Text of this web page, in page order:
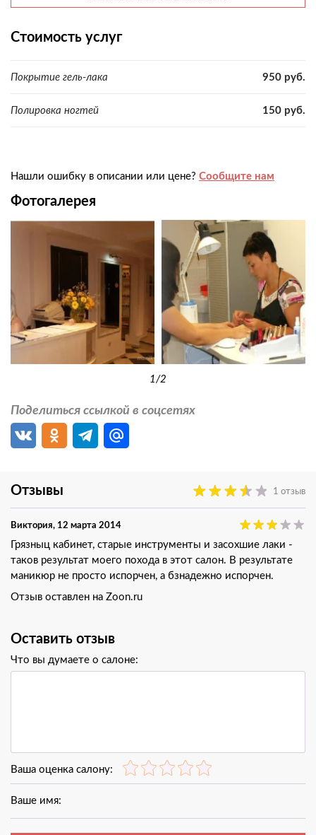
Стоимость услуг
Покрытие гель-лака 950 руб.
Полировка ногтей 150 руб.
Нашли ошибку в описании или цене? Сообщите нам
Фотогалерея
1/2
Поделиться ссылкой в соцсетях
Отзывы 1 отзыв
Виктория, 12 марта 2014
Грязныц кабинет, старые инструменты и засохшие лаки -
таков результат моего похода в этот салон. В результате
маникюр не просто испорчен, а бзнадежно испорчен.
Отзыв оставлен на Zoon.ru
Оставить отзыв
Что вы думаете о салоне:
Ваша оценка салону:
Ваше имя: